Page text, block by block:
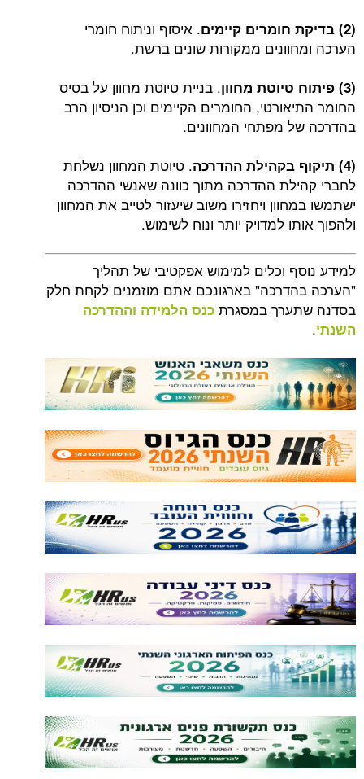
(2) בדיקת חומרים קיימים
. איסוף וניתוח חומרי
הערכה ומחוונים ממקורות שונים ברשת.
(3) פיתוח טיוטת מחוון
. בניית טיוטת מחוון על בסיס
החומר התיאורטי, החומרים הקיימים וכן הניסיון הרב
בהדרכה של מפתחי המחוונים.
(4) תיקוף בקהילת ההדרכה
. טיוטת המחוון נשלחת
לחברי קהילת ההדרכה מתוך כוונה שאנשי ההדרכה
ישתמשו במחוון ויחזירו משוב שיעזור לטייב את המחוון
ולהפוך אותו למדויק יותר ונוח לשימוש.
למידע נוסף וכלים למימוש אפקטיבי של תהליך
"הערכה בהדרכה" בארגונכם אתם מוזמנים לקחת חלק
בסדנה שתערך במסגרת כנס הלמידה וההדרכה
השנתי.